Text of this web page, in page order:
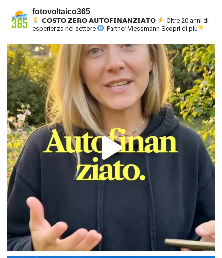
fotovoltaico365
𝗖𝗢𝗦𝗧𝗢 𝗭𝗘𝗥𝗢 𝗔𝗨𝗧𝗢𝗙𝗜𝗡𝗔𝗡𝗭𝗜𝗔𝗧𝗢
Oltre 20 anni di
esperienza nel settore
Partner Viessmann Scopri di più